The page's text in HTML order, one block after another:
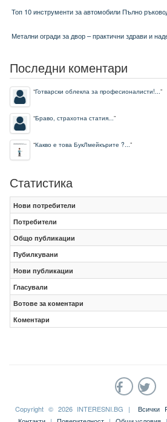
Топ 10 инструменти за автомобили Пълно
Метални огради за двор – практични здрави и
Последни коментари
“Готварски облекла за професионалисти!...”
“Браво, страхотна статия...”
“Какво е това БукЛмейкърите ?...”
Статистика
Нови потребители
Потребители
Общо публикации
Пубилкувани
Нови публикации
Гласували
Вотове за коментари
Коментари
Copyright © 2026 INTERESNI.BG | Всички